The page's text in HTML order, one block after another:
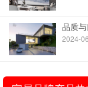
品质
2024-